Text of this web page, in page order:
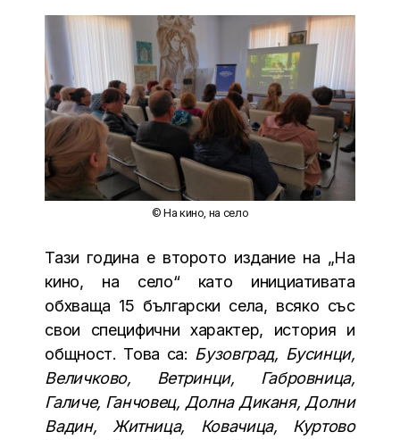
© На кино, на село
Тази година е второто издание на „На
кино, на село“ като инициативата
обхваща 15 български села, всяко със
свои специфични характер, история и
общност. Това са: Бузовград, Бусинци,
Величково, Ветринци, Габровница,
Галиче, Ганчовец, Долна Диканя, Долни
Вадин, Житница, Ковачица, Куртово